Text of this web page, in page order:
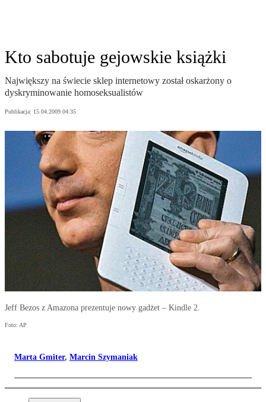
Kto sabotuje gejowskie książki
Największy na świecie sklep internetowy został oskarżony o
dyskryminowanie homoseksualistów
Publikacja: 15.04.2009 04:35
Jeff Bezos z Amazona prezentuje nowy gadżet – Kindle 2.
Foto: AP
Marta Gmiter, Marcin Szymaniak